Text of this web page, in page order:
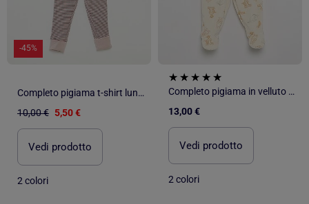
-45%
Completo pigiama t-shirt lunga + pantaloni a righe - 2 pezzi
10,00 € 5,50 €
Vedi prodotto
2 colori
Completo pigiama in velluto "Mickey Mouse" - 2 pezzi
13,00 €
Vedi prodotto
2 colori